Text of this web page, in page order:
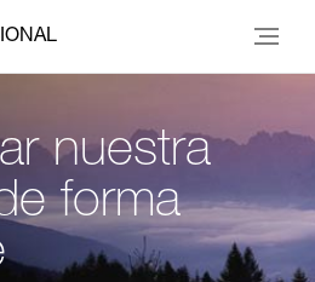
nuestra
forma